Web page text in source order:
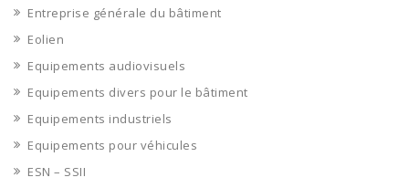
Entreprise générale du bâtiment
Eolien
Equipements audiovisuels
Equipements divers pour le bâtiment
Equipements industriels
Equipements pour véhicules
ESN – SSII